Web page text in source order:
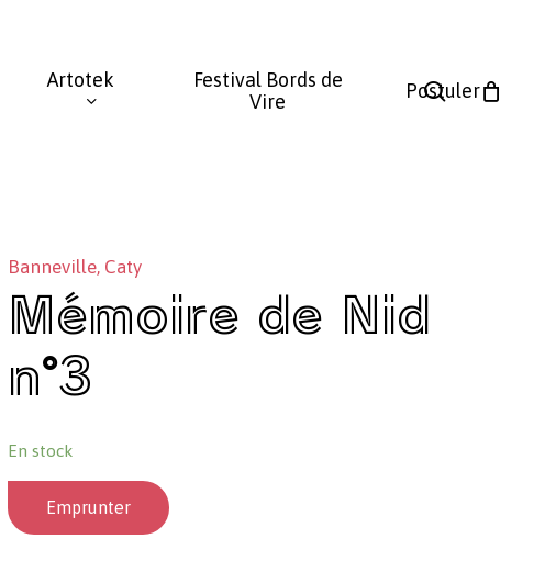
Artotek
Festival Bords de
Vire
Postuler
search
panier
Banneville, Caty
Mémoire de Nid
n°3
En stock
Emprunter